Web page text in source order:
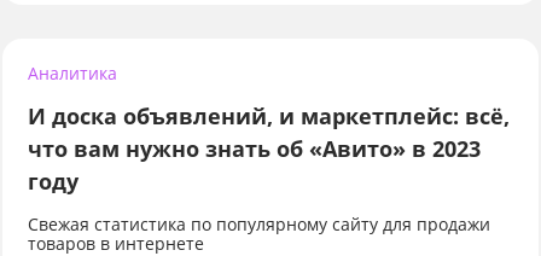
Аналитика
И доска объявлений, и маркетплейс: всё,
что вам нужно знать об «Авито» в 2023
году
Свежая статистика по популярному сайту для продажи
товаров в интернете